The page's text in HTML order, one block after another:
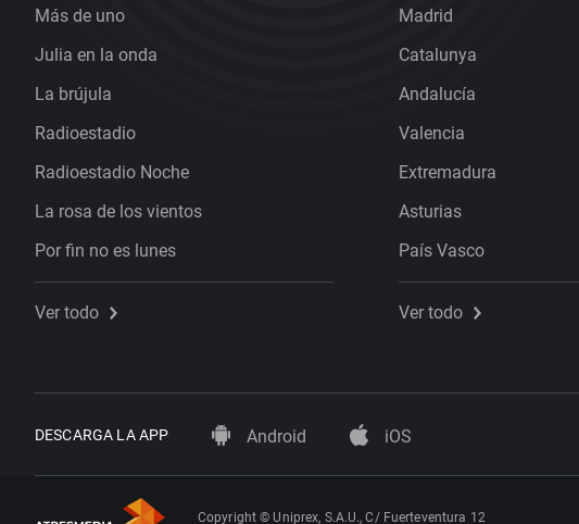
Más de uno
Julia en la onda
La brújula
Radioestadio
Radioestadio Noche
La rosa de los vientos
Por fin no es lunes
Ver todo
Madrid
Catalunya
Andalucía
Valencia
Extremadura
Asturias
País Vasco
Ver todo
DESCARGA LA APP Android iOS
Copyright © Uniprex, S.A.U., C/ Fuerteventura 12